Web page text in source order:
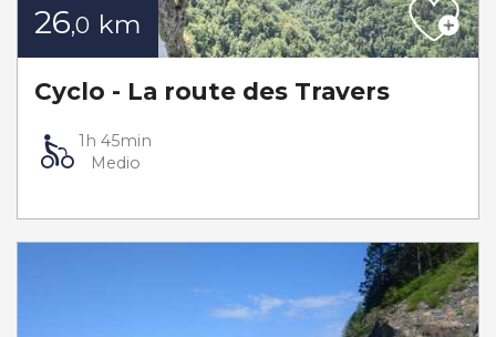
26,0 km
Cyclo - La route des Travers
1h 45min
Medio